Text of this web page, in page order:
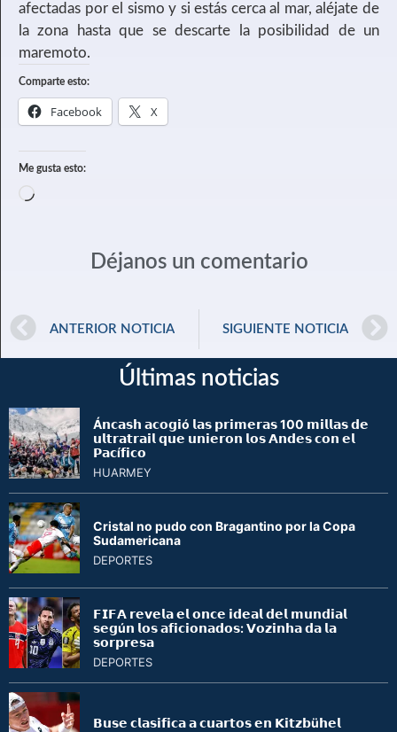
afectadas por el sismo y si estás cerca al mar, aléjate de
la zona hasta que se descarte la posibilidad de un
maremoto.
Comparte esto:
Facebook X
Me gusta esto:
Déjanos un comentario
ANTERIOR NOTICIA SIGUIENTE NOTICIA
Últimas noticias
Á𝗻𝗰𝗮𝘀𝗵 𝗮𝗰𝗼𝗴𝗶ó 𝗹𝗮𝘀 𝗽𝗿𝗶𝗺𝗲𝗿𝗮𝘀 100 𝗺𝗶𝗹𝗹𝗮𝘀 𝗱𝗲
𝘂𝗹𝘁𝗿𝗮𝘁𝗿𝗮𝗶𝗹 𝗾𝘂𝗲 𝘂𝗻𝗶𝗲𝗿𝗼𝗻 𝗹𝗼𝘀 𝗔𝗻𝗱𝗲𝘀 𝗰𝗼𝗻 𝗲𝗹
𝗣𝗮𝗰í𝗳𝗶𝗰𝗼
HUARMEY
Cristal no pudo con Bragantino por la Copa
Sudamericana
DEPORTES
𝗙𝗜𝗙𝗔 𝗿𝗲𝘃𝗲𝗹𝗮 𝗲𝗹 𝗼𝗻𝗰𝗲 𝗶𝗱𝗲𝗮𝗹 𝗱𝗲𝗹 𝗺𝘂𝗻𝗱𝗶𝗮𝗹
𝘀𝗲𝗴ú𝗻 𝗹𝗼𝘀 𝗮𝗳𝗶𝗰𝗶𝗼𝗻𝗮𝗱𝗼𝘀: 𝗩𝗼𝘇𝗶𝗻𝗵𝗮 𝗱𝗮 𝗹𝗮
𝘀𝗼𝗿𝗽𝗿𝗲𝘀𝗮
DEPORTES
𝗕𝘂𝘀𝗲 𝗰𝗹𝗮𝘀𝗶𝗳𝗶𝗰𝗮 𝗮 𝗰𝘂𝗮𝗿𝘁𝗼𝘀 𝗲𝗻 𝗞𝗶𝘁𝘇𝗯ü𝗵𝗲𝗹